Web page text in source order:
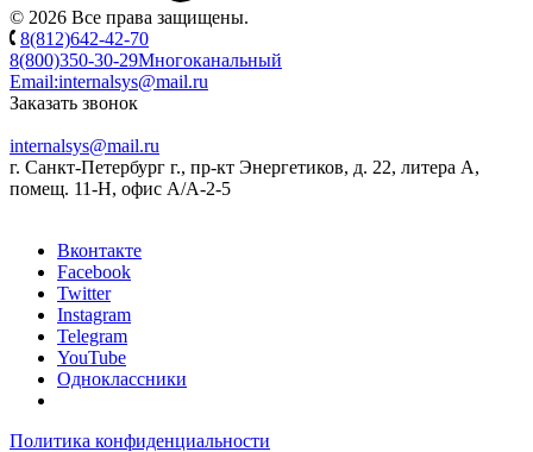
© 2026 Все права защищены.
8(812)642-42-70
8(800)350-30-29Многоканальный
Email:internalsys@mail.ru
Заказать звонок
internalsys@mail.ru
г. Санкт-Петербург г., пр-кт Энергетиков, д. 22, литера А,
помещ. 11-Н, офис А/А-2-5
Вконтакте
Facebook
Twitter
Instagram
Telegram
YouTube
Одноклассники
Политика конфиденциальности